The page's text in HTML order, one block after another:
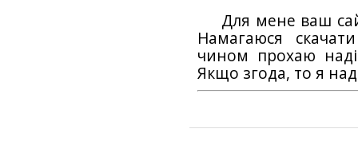
Для мене ваш
Намагаюся
чином прохаю
Якщо згода, то я